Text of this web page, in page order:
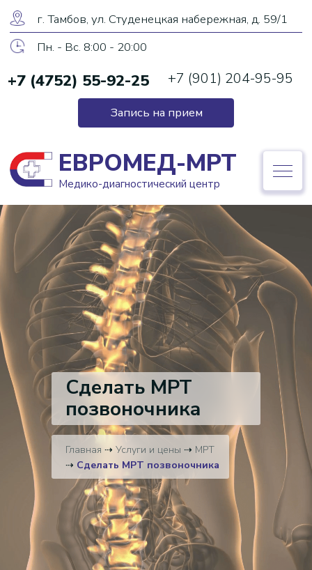
ЕВРОМЕД-МРТ
Медико-диагностический центр
Пн. - Вс. 8:00 - 20:00
г. Тамбов, ул. Студенецкая набережная, д. 59/1
Запись на прием
+7 (4752) 55-92-25
ЕВРОМЕД-МРТ
Медико-диагностический центр
Запись на прием
Сделать МРТ
позвоночника
Главная ⇢ Услуги и цены ⇢ МРТ
⇢ Сделать МРТ позвоночника